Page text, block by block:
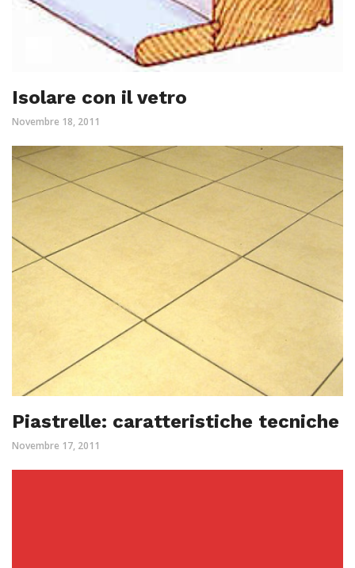
Isolare con il vetro
Novembre 18, 2011
Piastrelle: caratteristiche tecniche
Novembre 17, 2011